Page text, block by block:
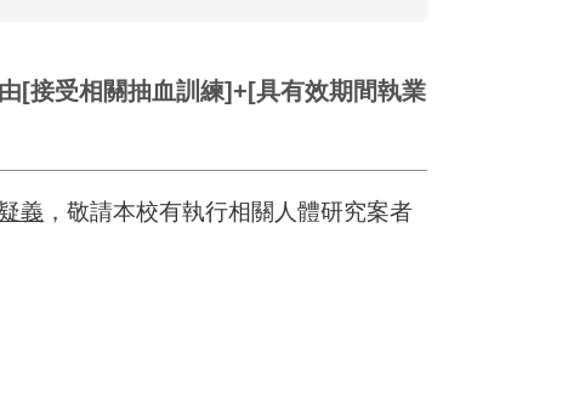
[接受相關抽血訓練]+[具有效期間執業
義 ， 敬請本校有執行相關人體研究案者